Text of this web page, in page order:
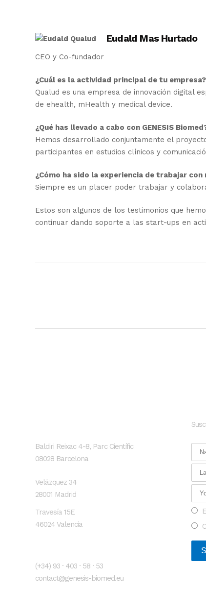
Eudald Mas Hurtado
CEO y Co-fundador
¿Cuál es la actividad principal de tu empresa?
Qualud es una empresa de innovación digital
de ehealth, mHealth y medical device.
¿Qué has llevado a cabo con GENESIS
Hemos desarrollado conjuntamente el
participantes en estudios clínicos y
¿Cómo ha sido la experiencia de trabajar
Siempre es un placer poder trabajar y
Estos son algunos de los testimonios que
continuar dando soporte a las start-ups en
Baldiri Reixac 4-8, Parc Científic
08028 Barcelona
Velázquez 34
28001 Madrid
Travesía 15E
46024 Valencia
(+34) 93 · 403 · 58 · 53
contact@genesis-biomed.eu